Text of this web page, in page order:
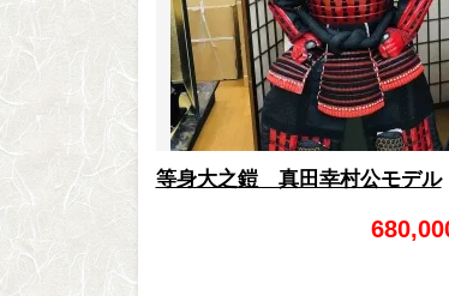
等身大之鎧 真田幸村公モデル